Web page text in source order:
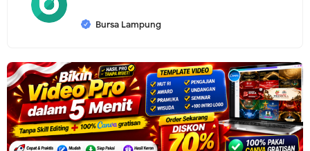
Bursa Lampung